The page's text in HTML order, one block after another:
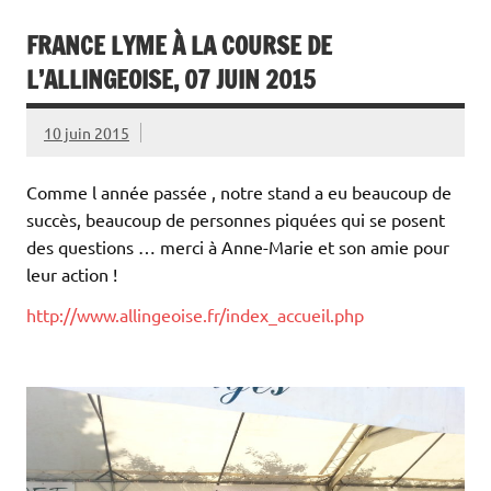
FRANCE LYME À LA COURSE DE
L’ALLINGEOISE, 07 JUIN 2015
10 juin 2015
Comme l année passée , notre stand a eu beaucoup de
succès, beaucoup de personnes piquées qui se posent
des questions … merci à Anne-Marie et son amie pour
leur action !
http://www.allingeoise.fr/index_accueil.php